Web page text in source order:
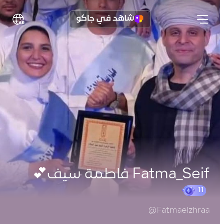
شاهد في جاكو
Fatma_Seif فاطمة سيف💕
@Fatmaelzhraa